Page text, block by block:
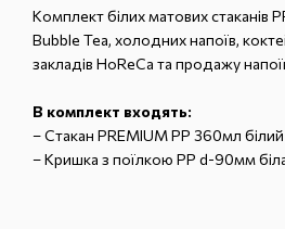
Комплект білих матових стаканів
Bubble Tea, холодних напоїв,
закладів HoReCa та продажу
В комплект входять:
–Стакан PREMIUM PP 360мл
–Кришка з поїлкою PP d-90мм